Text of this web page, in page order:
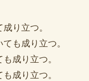
り立つ。
も成り立つ。
成り立つ。
成り立つ。